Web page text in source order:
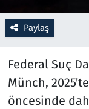
Paylaş
Federal Suç
Münch,
öncesinde
Savunma
Seçim 2023
Spor